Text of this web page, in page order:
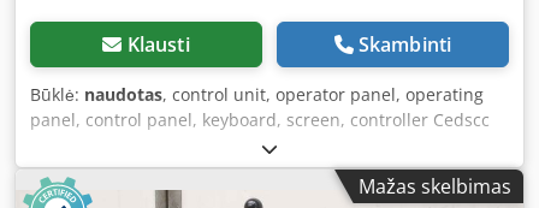
Klausti Skambinti
Būklė: naudotas, control unit, operator panel, operating
panel, control panel, keyboard, screen, controller Cedscc
Hu Depfx Akwsrf - comes from a CNC machining center -
Manufacturer: Visual Data - Type: MC31 GHEB1 HOM -
Dimensions: 482/365/H265 mm - Weight: 12 kgMažas skelbimas